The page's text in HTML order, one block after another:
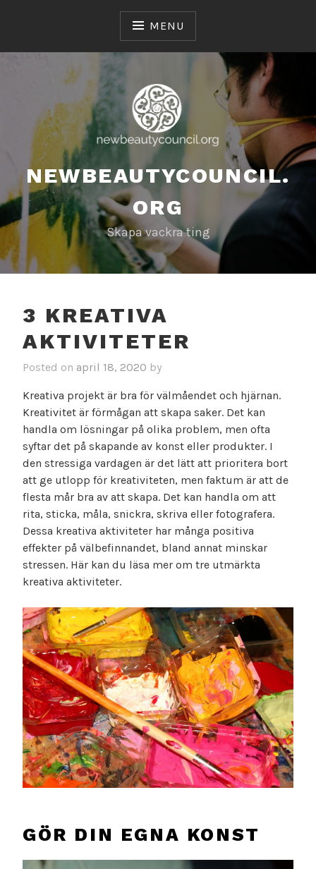
MENU
NEWBEAUTYCOUNCIL.
ORG
Skapa vackra ting
3 KREATIVA
AKTIVITETER
Posted on april 18, 2020 by
Kreativa projekt är bra för välmåendet och hjärnan.
Kreativitet är förmågan att skapa saker. Det kan
handla om lösningar på olika problem, men ofta
syftar det på skapande av konst eller produkter. I
den stressiga vardagen är det lätt att prioritera bort
att ge utlopp för kreativiteten, men faktum är att de
flesta mår bra av att skapa. Det kan handla om att
rita, sticka, måla, snickra, skriva eller fotografera.
Dessa kreativa aktiviteter har många positiva
effekter på välbefinnandet, bland annat minskar
stressen. Här kan du läsa mer om tre utmärkta
kreativa aktiviteter.
GÖR DIN EGNA KONST